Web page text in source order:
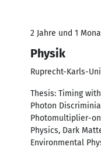
2 Jahre und 1
Physik
Ruprecht-Karls-
Thesis: Timing
Photon
Photomultiplier-
Physics, Dark
Environmental